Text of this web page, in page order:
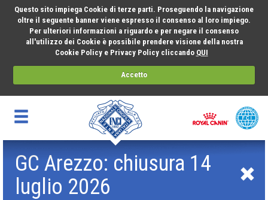
Questo sito impiega Cookie di terze parti. Proseguendo la navigazione
oltre il seguente banner viene espresso il consenso al loro impiego.
Per ulteriori informazioni a riguardo e per negare il consenso
all'utilizzo dei Cookie è possibile prendere visione della nostra
Cookie Policy e Privacy Policy cliccando QUI
Accetto
GC Arezzo: chiusura 14
luglio 2026